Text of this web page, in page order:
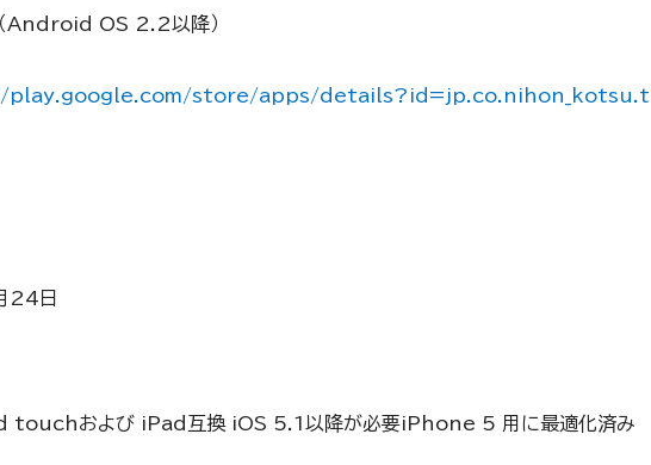
Android OS 2.2以降）
store/apps/
24日
touchおよび iPad互換 iOS 5.1以降が必要iPhone 5 用に最適化済み